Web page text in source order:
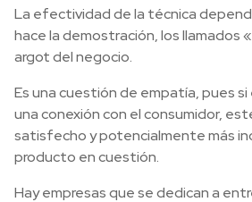
La efectividad de la técnica
hace la demostración, los llamados
argot del negocio.
Es una cuestión de empatía, pues
una conexión con el consumidor,
satisfecho y potencialmente más
producto en cuestión.
Hay empresas que se dedican a